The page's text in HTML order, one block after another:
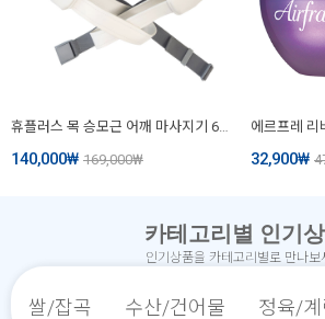
140,000₩ 169,000₩
에르프레 리
32,900₩
카테고리별 인기
인기상품을 카테고리별로 만나보
쌀/잡곡 수산/건어물 정육/계